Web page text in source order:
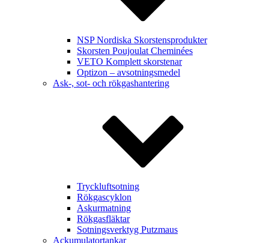
NSP Nordiska Skorstensprodukter
Skorsten Poujoulat Cheminées
VETO Komplett skorstenar
Optizon – avsotningsmedel
Ask-, sot- och rökgashantering
Tryckluftsotning
Rökgascyklon
Askurmatning
Rökgasfläktar
Sotningsverktyg Putzmaus
Ackumulatortankar